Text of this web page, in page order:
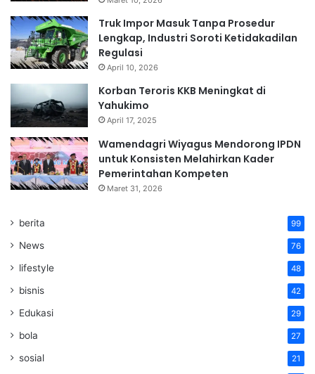
Truk Impor Masuk Tanpa Prosedur
Lengkap, Industri Soroti Ketidakadilan
Regulasi
April 10, 2026
Korban Teroris KKB Meningkat di
Yahukimo
April 17, 2025
Wamendagri Wiyagus Mendorong IPDN
untuk Konsisten Melahirkan Kader
Pemerintahan Kompeten
Maret 31, 2026
berita 99
News 76
lifestyle 48
bisnis 42
Edukasi 29
bola 27
sosial 21